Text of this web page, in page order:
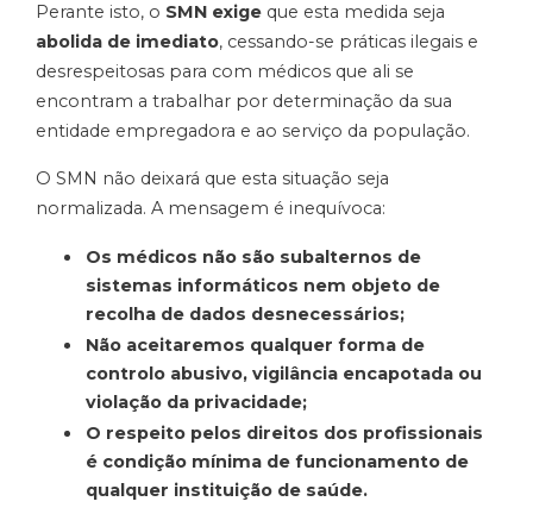
Perante isto, o SMN exige que esta medida seja
abolida de imediato, cessando-se práticas ilegais e
desrespeitosas para com médicos que ali se
encontram a trabalhar por determinação da sua
entidade empregadora e ao serviço da população.
O SMN não deixará que esta situação seja
normalizada. A mensagem é inequívoca:
Os médicos não são subalternos de
sistemas informáticos nem objeto de
recolha de dados desnecessários;
Não aceitaremos qualquer forma de
controlo abusivo, vigilância encapotada ou
violação da privacidade;
O respeito pelos direitos dos profissionais
é condição mínima de funcionamento de
qualquer instituição de saúde.